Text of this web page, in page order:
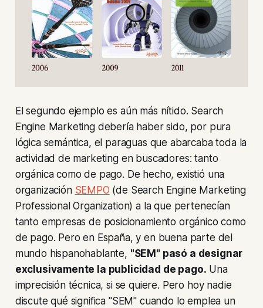
El segundo ejemplo es aún más nítido. Search
Engine Marketingdebería haber sido, por pura
lógica semántica, el paraguas que abarcaba toda la
actividad de marketing en buscadores: tanto
orgánica como de pago. De hecho, existió una
organización SEMPO (de Search Engine Marketing
Professional Organization) a la que pertenecían
tanto empresas de posicionamiento orgánico como
de pago. Pero en España, y en buena parte del
mundo hispanohablante, "SEM" pasó a designar
exclusivamente la publicidad de pago. Una
imprecisión técnica, si se quiere. Pero hoy nadie
discute qué significa "SEM" cuando lo emplea un